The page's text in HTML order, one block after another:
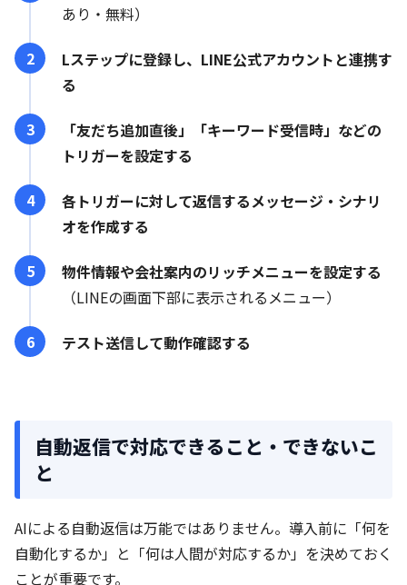
あり・無料）
Lステップに登録し、LINE公式アカウントと連携す
る
「友だち追加直後」「キーワード受信時」などの
トリガーを設定する
各トリガーに対して返信するメッセージ・シナリ
オを作成する
物件情報や会社案内のリッチメニューを設定する
（LINEの画面下部に表示されるメニュー）
テスト送信して動作確認する
自動返信で対応できること・できないこ
と
AIによる自動返信は万能ではありません。導入前に「何を
自動化するか」と「何は人間が対応するか」を決めておく
ことが重要です。